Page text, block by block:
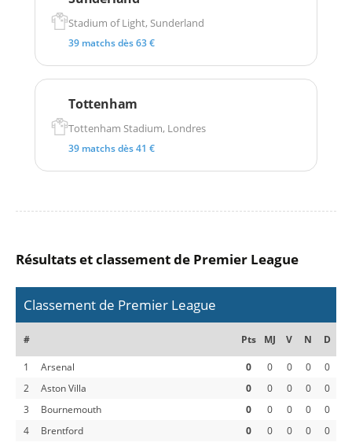
Stadium of Light, Sunderland
39 matchs dès 63 €
Tottenham
Tottenham Stadium, Londres
39 matchs dès 41 €
Résultats et classement de Premier League
Classement de Premier League
# Pts MJ V N D
1 Arsenal 0 0 0 0
0
2
Aston Villa 0 0 0 0
0
3
Bournemouth 0 0 0 0
0
4
Brentford 0 0 0 0
0